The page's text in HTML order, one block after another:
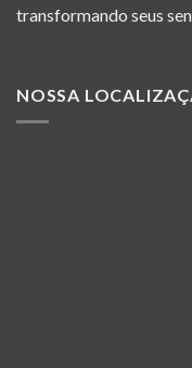
transformando seus
NOSSA